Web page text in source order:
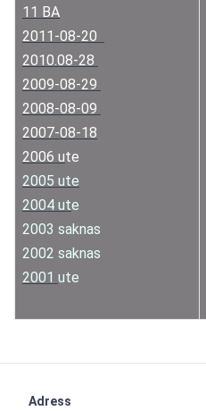
11 BA
2011-08-20
2010.08-28
2009-08-29
2008-08-09
2007-08-18
2006 ute
2005 ute
2004 ute
2003 saknas
2002 saknas
2001 ute
Adress